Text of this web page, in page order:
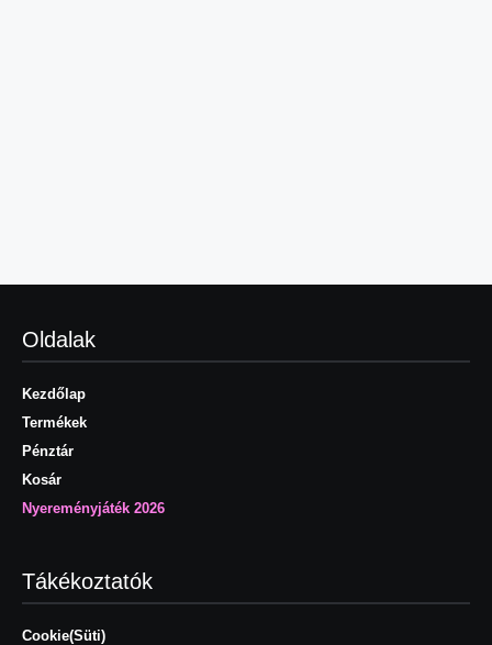
Oldalak
Kezdőlap
Termékek
Pénztár
Kosár
Nyereményjáték 2026
Tákékoztatók
Cookie(Süti)